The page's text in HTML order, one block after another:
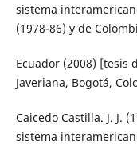
sistema
(1978-86) y de
Ecuador (2008) [tesis
Javeriana, Bogotá,
Caicedo Castilla. J. J.
sistema